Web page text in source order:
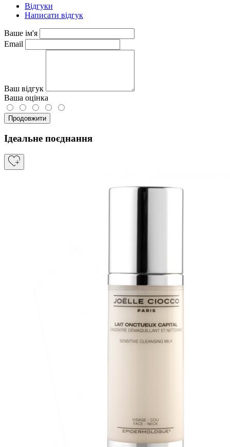
Відгуки
Написати відгук
Ваше ім'я
Email
Ваш відгук
Ваша оцінка
Продовжити
Ідеальне поєднання